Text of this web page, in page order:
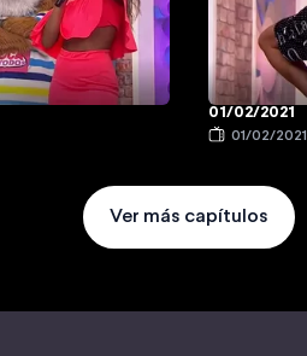
01/02/2021
01/02/2021
Ver más capítulos